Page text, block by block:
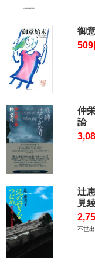
御
509
仲
論
辻
見
不世